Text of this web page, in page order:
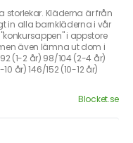
storlekar. Kläderna är från
in alla barnkläderna i vår
i appstore
även lämna ut dom i
(1-2 år) 98/104 (2-4 år)
år) 146/152 (10-12 år)
Blocket.se